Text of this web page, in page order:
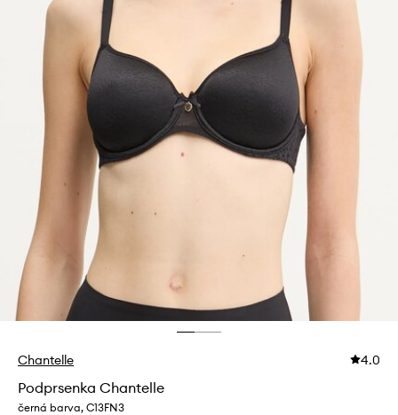
Chantelle 4.0
Podprsenka Chantelle
černá barva, C13FN3